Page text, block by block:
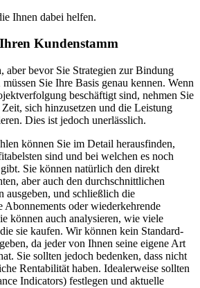
Ihnen dabei helfen.
Kundenstamm
aber bevor Sie Strategien zur Bindung
Sie Ihre Basis genau kennen. Wenn
beschäftigt sind, nehmen Sie
sich hinzusetzen und die Leistung
Dies ist jedoch unerlässlich.
können Sie im Detail herausfinden,
sind und bei welchen es noch
Sie können natürlich den direkt
aber auch den durchschnittlichen
ausgeben, und schließlich die
Abonnements oder wiederkehrende
können auch analysieren, wie viele
sie kaufen. Wir können kein Standard-
da jeder von Ihnen seine eigene Art
Sie sollten jedoch bedenken, dass nicht
Rentabilität haben. Idealerweise sollten
Indicators) festlegen und aktuelle